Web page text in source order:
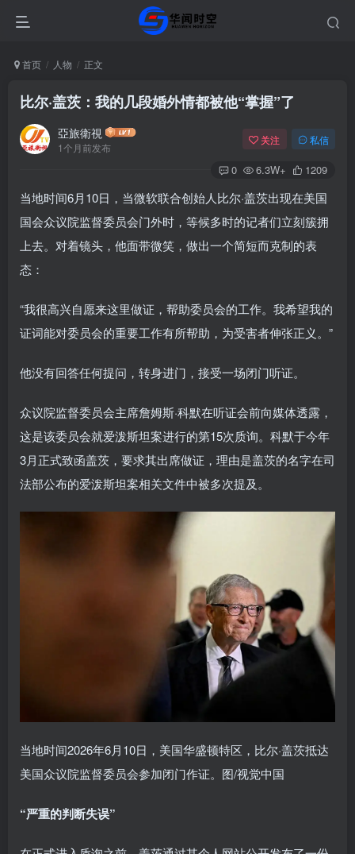
首页 人物 正文
比尔·盖茨：我的几段婚外情都被他“掌握”了
亞旅衛視
1个月前发布
关注 私信
0 6.3W+ 1209
当地时间6月10日，当微软联合创始人比尔·盖茨出现在美国
国会众议院监督委员会门外时，等候多时的记者们立刻簇拥
上去。对着镜头，他面带微笑，做出一个简短而克制的表
态：
“我很高兴自愿来这里做证，帮助委员会的工作。我希望我的
证词能对委员会的重要工作有所帮助，为受害者伸张正义。”
他没有回答任何提问，转身进门，接受一场闭门听证。
众议院监督委员会主席詹姆斯·科默在听证会前向媒体透露，
这是该委员会就爱泼斯坦案进行的第15次质询。科默于今年
3月正式致函盖茨，要求其出席做证，理由是盖茨的名字在司
法部公布的爱泼斯坦案相关文件中被多次提及。
当地时间2026年6月10日，美国华盛顿特区，比尔·盖茨抵达
美国众议院监督委员会参加闭门作证。图/视觉中国
“严重的判断失误”